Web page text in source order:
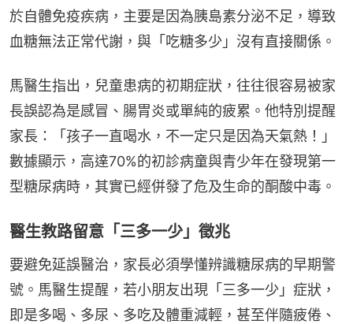
於自體免疫疾病，主要是因為胰島素分泌不足，導致
血糖無法正常代謝，與「吃糖多少」沒有直接關係。
馬醫生指出，兒童患病的初期症狀，往往很容易被家
長誤認為是感冒、腸胃炎或單純的疲累。他特別提醒
家長：「孩子一直喝水，不一定只是因為天氣熱！」
數據顯示，高達70%的初診病童與青少年在發現第一
型糖尿病時，其實已經併發了危及生命的酮酸中毒。
醫生教路留意「三多一少」徵兆
要避免延誤醫治，家長必須學懂辨識糖尿病的早期警
號。馬醫生提醒，若小朋友出現「三多一少」症狀，
即是多喝、多尿、多吃及體重減輕，甚至伴隨疲倦、